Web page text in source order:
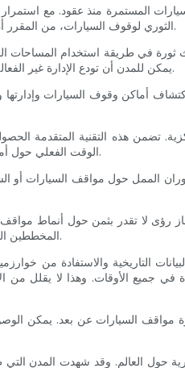
المستمرة منذ عقود. مع
لسائقي السيارات. ومع ذلك، مع ظهور جهاز Realpark الثوري لوقوف السيارات، من المقرر أن يشهد مستقبل مواقف السيارات تحولًا ملحوظًا.
والذي يحمل اسم Realpark، يمكن للمدن أن تودع الإدارة غير الفعالة لمواقف السيارات وترحب بعصر من تجارب مواقف السيارات المبسطة.
الوقت الفعلي حول أماكن ركن السيارات المتاحة، مما يتيح لسائقي السيارات العثور على مواقف السيارات بسرعة ودون عناء.
المخططين الحضريين من اتخاذ قرارات مستنيرة بشكل أفضل فيما يتعلق بالبنية التحتية لمواقف السيارات وسياساتها.
جميع الأوقات. وهذا لا يقلل